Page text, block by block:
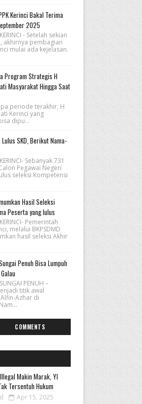
Kerinci Bakal Terima
2025
- Setelah sekian
akhirnya pembagian
mulai ada kejelasan.
Program Strategis H
Masyarakat Hingga Saat
periode terakhir, H
Kerinci yang
dipu...
SKD, Berikut Nama-
Sebanyak 731
Pegawai Negeri
seleksi Kompetensi
Hasil Seleksi
Peserta yang lulus
Pemerintah
melalui BKPSDMD
hasil seleksi Akhir
Penuh Bisa Lumpuh
PENUH –
titik awal
Azhar di
COMMENTS
Makin Marak, YI
Tersentuh Hukum
Apr 15, 2025